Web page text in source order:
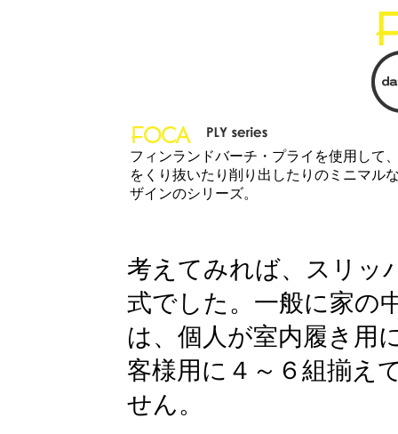
フィンランドバーチ・プライを使用して
をくり抜いたり削り出したりのミニマル
ザインのシリーズ。
考えてみれば、スリッ
式でした。一般に家の
は、個人が室内履き用
客様用に４～６組揃え
せん。